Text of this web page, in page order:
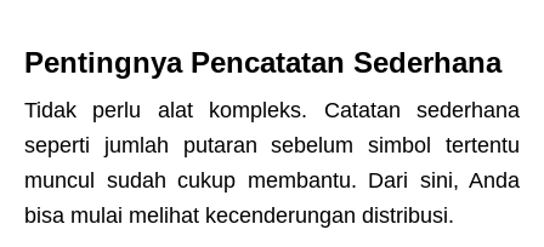
Pentingnya Pencatatan Sederhana
Tidak perlu alat kompleks. Catatan sederhana
seperti jumlah putaran sebelum simbol tertentu
muncul sudah cukup membantu. Dari sini, Anda
bisa mulai melihat kecenderungan distribusi.